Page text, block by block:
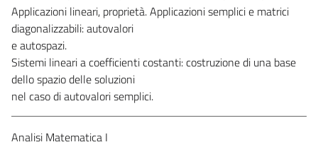
Applicazioni lineari, proprietà. Applicazioni semplici e matrici
diagonalizzabili: autovalori
e autospazi.
Sistemi lineari a coefficienti costanti: costruzione di una base
dello spazio delle soluzioni
nel caso di autovalori semplici.
Analisi Matematica I